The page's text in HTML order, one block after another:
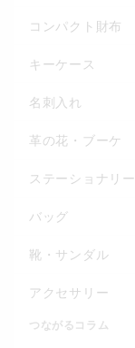
コンパクト財布
キーケース
名刺入れ
革の花・ブーケ
ステーショナリー
バッグ
靴・サンダル
アクセサリー
つながるコラム